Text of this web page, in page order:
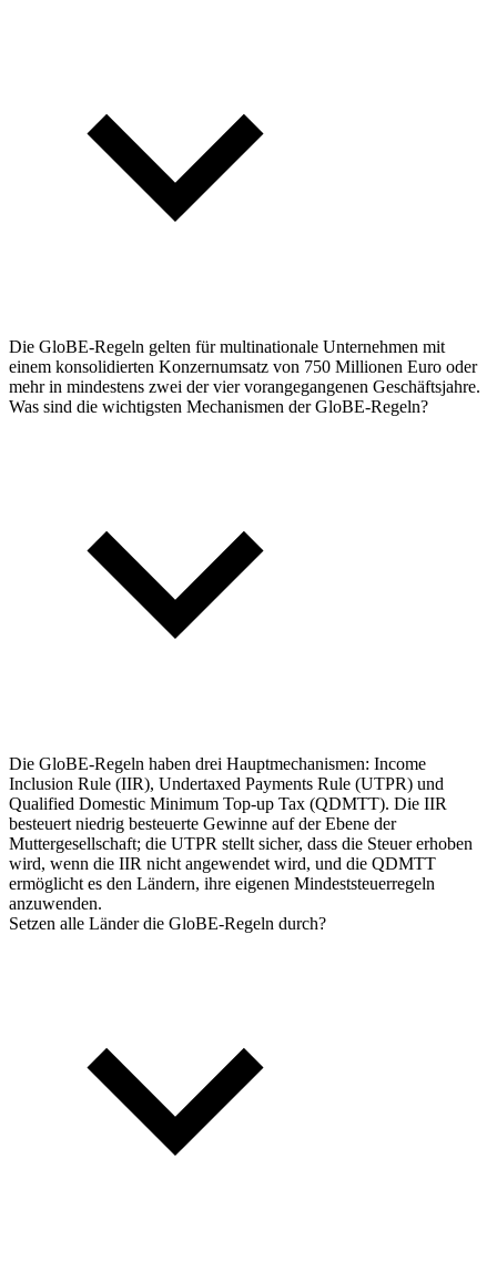
Die GloBE-Regeln gelten für multinationale Unternehmen mit
einem konsolidierten Konzernumsatz von 750 Millionen Euro oder
mehr in mindestens zwei der vier vorangegangenen Geschäftsjahre.
Was sind die wichtigsten Mechanismen der GloBE-Regeln?
Die GloBE-Regeln haben drei Hauptmechanismen: Income
Inclusion Rule (IIR), Undertaxed Payments Rule (UTPR) und
Qualified Domestic Minimum Top-up Tax (QDMTT). Die IIR
besteuert niedrig besteuerte Gewinne auf der Ebene der
Muttergesellschaft; die UTPR stellt sicher, dass die Steuer erhoben
wird, wenn die IIR nicht angewendet wird, und die QDMTT
ermöglicht es den Ländern, ihre eigenen Mindeststeuerregeln
anzuwenden.
Setzen alle Länder die GloBE-Regeln durch?